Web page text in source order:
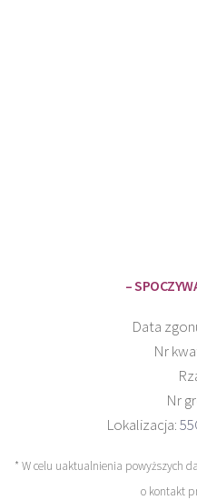
–
Data
Nr
Nr
Lokalizacja:
* W celu uaktualnienia powyższych
o kontakt